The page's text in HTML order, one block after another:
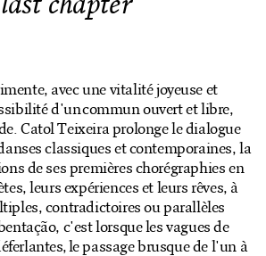
last chapter
avec une vitalité joyeuse et
d'un commun ouvert et libre,
Catol Teixeira prolonge le dialogue
classiques et contemporaines, la
de ses premières chorégraphies en
leurs expériences et leurs rêves, à
contradictoires ou parallèles
c'est lorsque les vagues de
le passage brusque de l'un à